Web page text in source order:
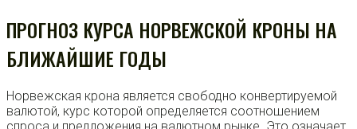
ПРОГНОЗ КУРСА НОРВЕЖСКОЙ КРОНЫ НА
БЛИЖАЙШИЕ ГОДЫ
Норвежская крона является свободно конвертируемой
валютой, курс которой определяется соотношением
спроса и предложения на валютном рынке. Это означает,